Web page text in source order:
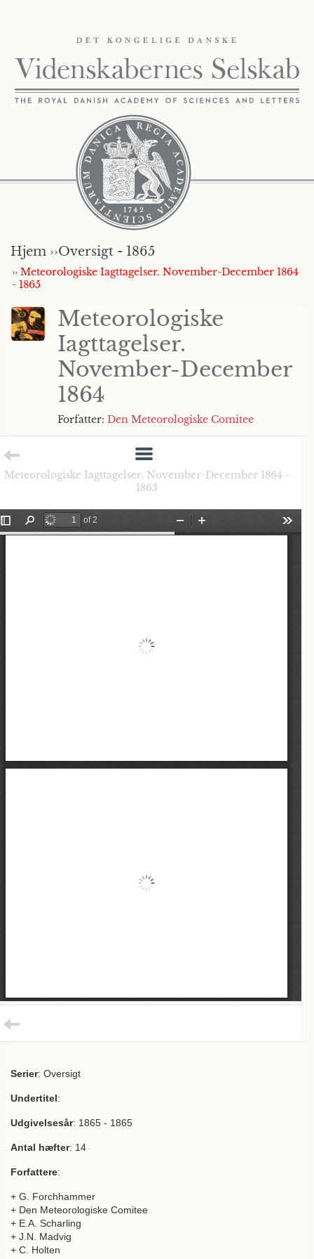
Hjem ››Oversigt - 1865
›› Meteorologiske Iagttagelser. November-December 1864
- 1865
Meteorologiske
Iagttagelser.
November-December
1864
Forfatter: Den Meteorologiske Comitee
Meteorologiske Iagttagelser. November-December 1864 -
1865
Serier: Oversigt
Undertitel:
Udgivelsesår: 1865 - 1865
Antal hæfter: 14
Forfattere:
+ G. Forchhammer
+ Den Meteorologiske Comitee
+ E.A. Scharling
+ J.N. Madvig
+ C. Holten